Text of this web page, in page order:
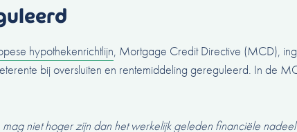
hypothekenrichtlijn, Mortgage Credit Directive (MCD),
bij oversluiten en rentemiddeling gereguleerd. In de
niet hoger zijn dan het werkelijk geleden financiële